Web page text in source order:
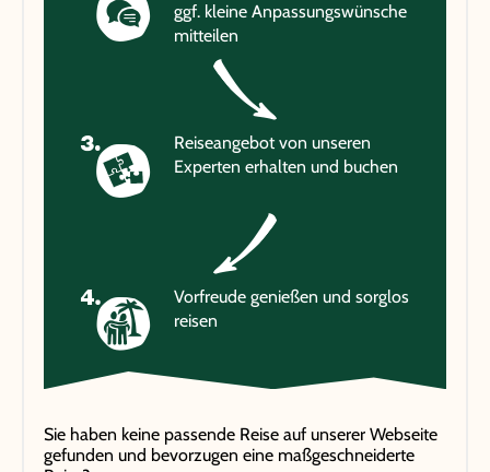
ggf. kleine Anpassungswünsche
mitteilen
Reiseangebot von unseren
Experten erhalten und buchen
Vorfreude genießen und sorglos
reisen
Sie haben keine passende Reise auf unserer Webseite
gefunden und bevorzugen eine maßgeschneiderte